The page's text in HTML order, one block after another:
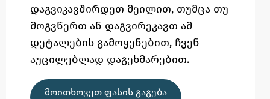
დაგვიკავშირდეთ მეილით, თუმცა თუ
მოგვწერთ ან დაგვირეკავთ ამ
დეტალების გამოყენებით, ჩვენ
აუცილებლად დაგეხმარებით.
ᲛᲝᲘᲗᲮᲝᲕᲔᲗ ᲤᲐᲡᲘᲡ ᲒᲐᲒᲔᲑᲐ